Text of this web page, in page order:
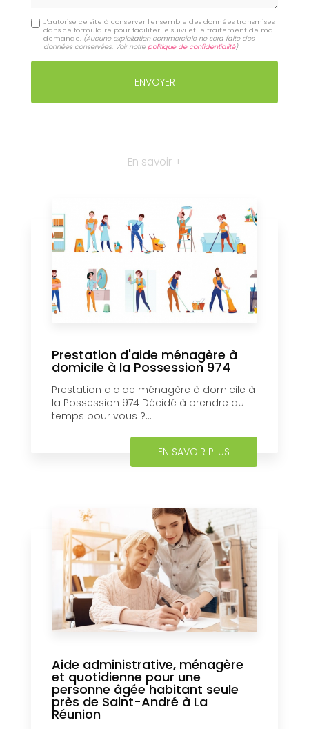
J'autorise ce site à conserver l'ensemble des données transmises
dans ce formulaire pour faciliter le suivi et le traitement de ma
demande. (Aucune exploitation commerciale ne sera faite des
données conservées. Voir notrepolitique de confidentialité)
En savoir +
Prestation d'aide ménagère à
domicile à la Possession 974
Prestation d'aide ménagère à domicile à
la Possession 974 Décidé à prendre du
temps pour vous ?...
EN SAVOIR PLUS
Aide administrative, ménagère
et quotidienne pour une
personne âgée habitant seule
près de Saint-André à La
Réunion